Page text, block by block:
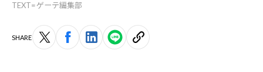
TEXT=ゲーテ編集部
SHARE